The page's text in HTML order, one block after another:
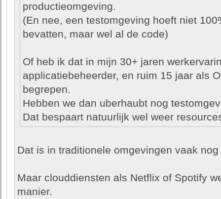
productieomgeving.
(En nee, een testomgeving hoeft niet
bevatten, maar wel al de code)
Of heb ik dat in mijn 30+ jaren
applicatiebeheerder, en ruim 15 jaar als
begrepen.
Hebben we dan uberhaubt nog
Dat bespaart natuurlijk wel weer
Dat is in traditionele omgevingen vaak
Maar clouddiensten als Netflix of Spotify
manier.